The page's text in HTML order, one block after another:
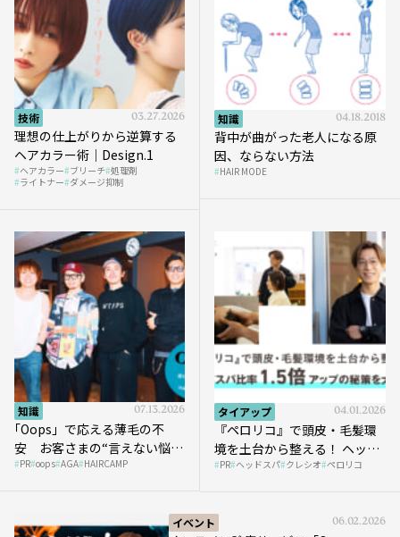
技術 03.27.2026
理想の仕上がりから逆算する
ヘアカラー術｜Design.1
ヘアカラー ブリーチ 処理剤
ライトナー ダメージ抑制
知識 04.18.2018
背中が曲がった老人になる原
因、ならない方法
HAIR MODE
知識 07.13.2026
｢Oops」で応える薄毛の不
安 お客さまの“言えない悩
み”にどう向き合う？ ＃01
PR oops AGA HAIRCAMP
タイアップ 04.01.2026
『ペロリコ』で頭皮・毛髪環
境を土台から整える！ ヘッド
スパ比率1.5倍アップの秘策を
PR ヘッドスパ クレシオ ペロリコ
イベント 06.02.2026